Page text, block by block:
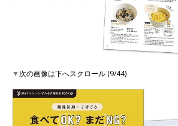
▼次の画像は下へスクロール (9/44)